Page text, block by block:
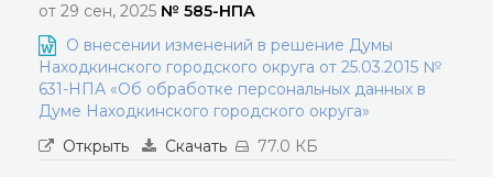
от 29 сен, 2025 № 585-НПА
О внесении изменений в решение Думы
Находкинского городского округа от 25.03.2015 №
631-НПА «Об обработке персональных данных в
Думе Находкинского городского округа»
Открыть
Скачать 77.0 КБ